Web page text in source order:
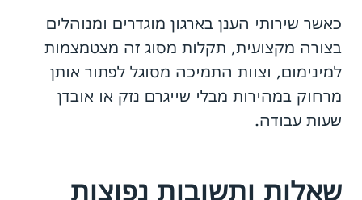
כאשר שירותי הענן בארגון מוגדרים ומנוהלים
בצורה מקצועית, תקלות מסוג זה מצטמצמות
למינימום, וצוות התמיכה מסוגל לפתור אותן
מרחוק במהירות מבלי שייגרם נזק או אובדן
שעות עבודה.
שאלות ותשובות נפוצות